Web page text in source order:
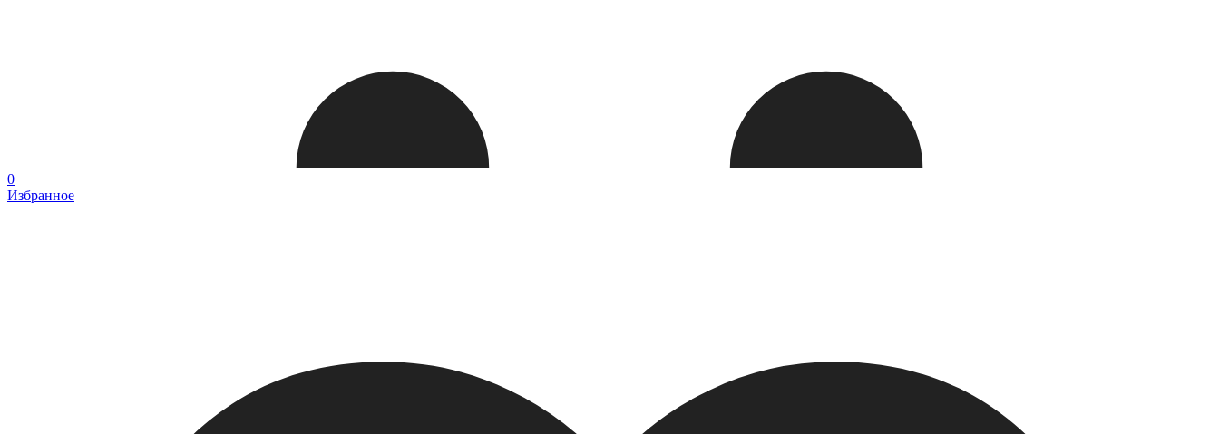
0
Избранное